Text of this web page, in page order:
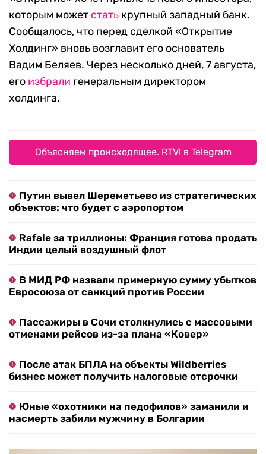
которым может стать крупный западный банк.
Сообщалось, что перед сделкой «Открытие
Холдинг» вновь возглавит его основатель
Вадим Беляев. Через несколько дней, 7 августа,
его избрали генеральным директором
холдинга.
Объясняем происходящее. RTVI в Telegram
Путин вывел Шереметьево из стратегических
объектов: что будет с аэропортом
Rafale за триллионы: Франция готова продать
Индии целый воздушный флот
В МИД РФ назвали примерную сумму убытков
Евросоюза от санкций против России
Пассажиры в Сочи столкнулись с массовыми
отменами рейсов из-за плана «Ковер»
После атак БПЛА на объекты Wildberries
бизнес может получить налоговые отсрочки
Юные «охотники на педофилов» заманили и
насмерть забили мужчину в Болгарии